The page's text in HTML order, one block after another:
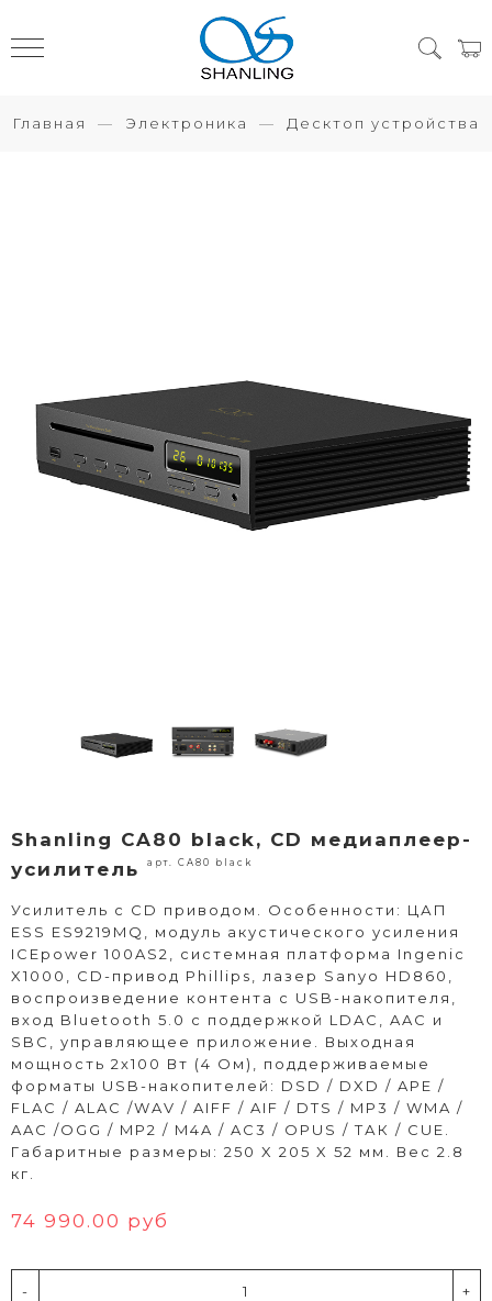
Главная Электроника Десктоп устройства
Shanling CA80 black, CD медиаплеер-
усилитель
арт. CA80 black
Усилитель с CD приводом. Особенности: ЦАП
ESS ES9219MQ, модуль акустического усиления
ICEpower 100AS2, системная платформа Ingenic
X1000, CD-привод Phillips, лазер Sanyo HD860,
воспроизведение контента с USB-накопителя,
вход Bluetooth 5.0 с поддержкой LDAC, AAC и
SBC, управляющее приложение. Выходная
мощность 2х100 Вт (4 Ом), поддерживаемые
форматы USB-накопителей: DSD / DXD / APE /
FLAC / ALAC /WAV / AIFF / AIF / DTS / MP3 / WMA /
AAC /OGG / MP2 / M4A / AC3 / OPUS / ТАК / CUE.
Габаритные размеры: 250 X 205 X 52 мм. Вес 2.8
кг.
74 990.00 руб
- +